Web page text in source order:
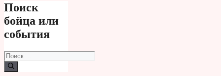
Поиск
бойца или
события
Поиск: